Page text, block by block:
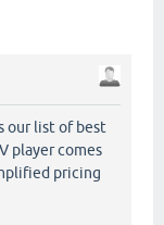
our list of best
player comes
pricing